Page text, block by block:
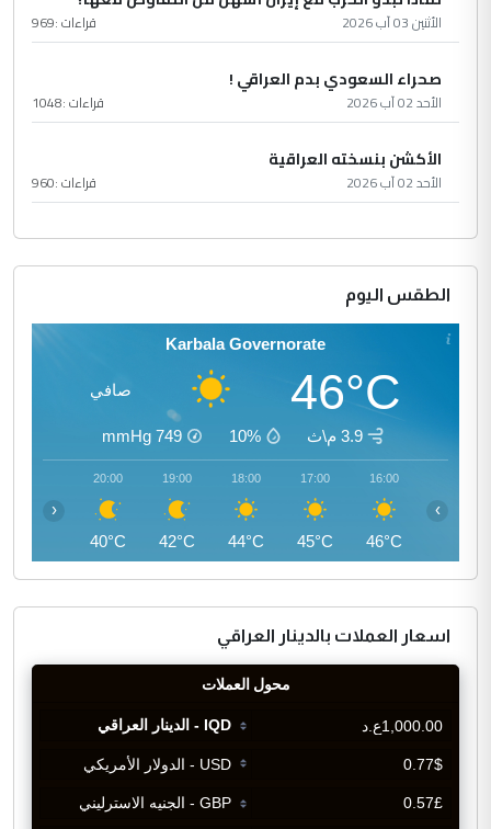
الأثنين 03 آب 2026 قراءات :969
صحراء السعودي بدم العراقي !
الأحد 02 آب 2026 قراءات :1048
الأكشن بنسخته العراقية
الأحد 02 آب 2026 قراءات :960
الطقس اليوم
Karbala Governorate
46°C صافي
3.9 م\ث 10%
749
mmHg
16:00
46°C
17:00
45°C
18:00
44°C
19:00
42°C
20:00
40°C
‹ ›
اسعار العملات بالدينار العراقي